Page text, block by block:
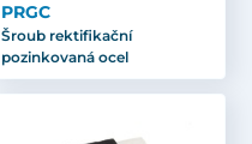
PRGC
Šroub rektifikační
pozinkovaná ocel